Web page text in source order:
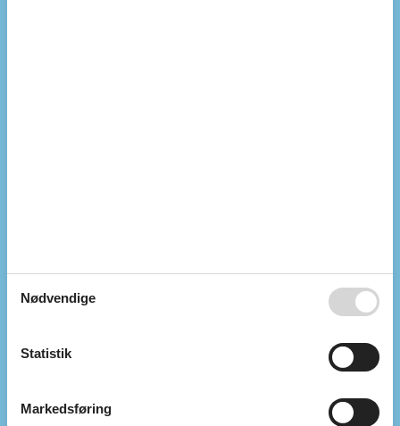
Internetadgang
El-komfur
Fryser 60 - 99 l.
Nødvendige
Statistik
Markedsføring